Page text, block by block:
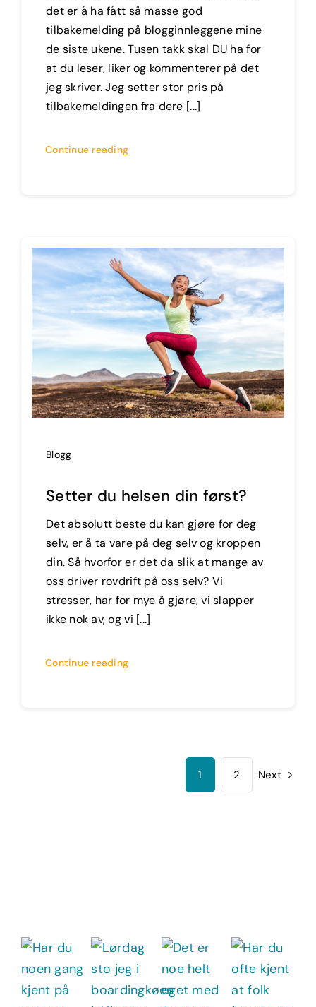
det er å ha fått så masse god
tilbakemelding på blogginnleggene mine
de siste ukene. Tusen takk skal DU ha for
at du leser, liker og kommenterer på det
jeg skriver. Jeg setter stor pris på
tilbakemeldingen fra dere [...]
Continue reading
Blogg
Setter du helsen din først?
Det absolutt beste du kan gjøre for deg
selv, er å ta vare på deg selv og kroppen
din. Så hvorfor er det da slik at mange av
oss driver rovdrift på oss selv? Vi
stresser, har for mye å gjøre, vi slapper
ikke nok av, og vi [...]
Continue reading
1 2 Next